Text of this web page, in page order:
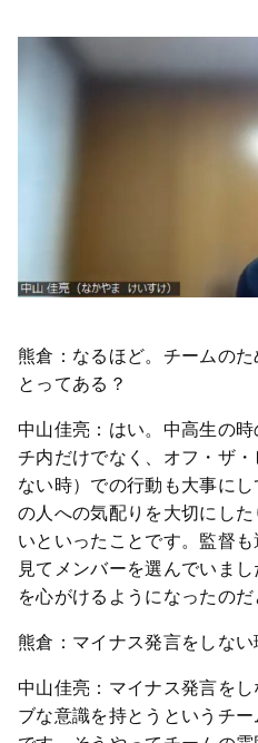
熊倉：なるほど。チームの
とってある？
中山佳亮：はい。中高生の
チ内だけでなく、オフ・ザ
ない時）での行動も大事に
の人への気配りを大切にし
いといったことです。監督
見てメンバーを選んでいま
を心がけるようになったのだ
熊倉：マイナス発言をしない
中山佳亮：マイナス発言を
ブな意識を持とうというチ